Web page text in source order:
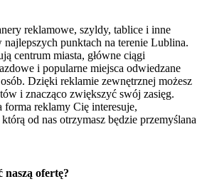
reklamowe, szyldy, tablice i inne
punktach na terenie Lublina.
centrum miasta, główne ciągi
i popularne miejsca odwiedzane
Dzięki reklamie zewnętrznej możesz
i znacząco zwiększyć swój zasięg.
forma reklamy Cię interesuje,
od nas otrzymasz będzie przemyślana
ofertę?